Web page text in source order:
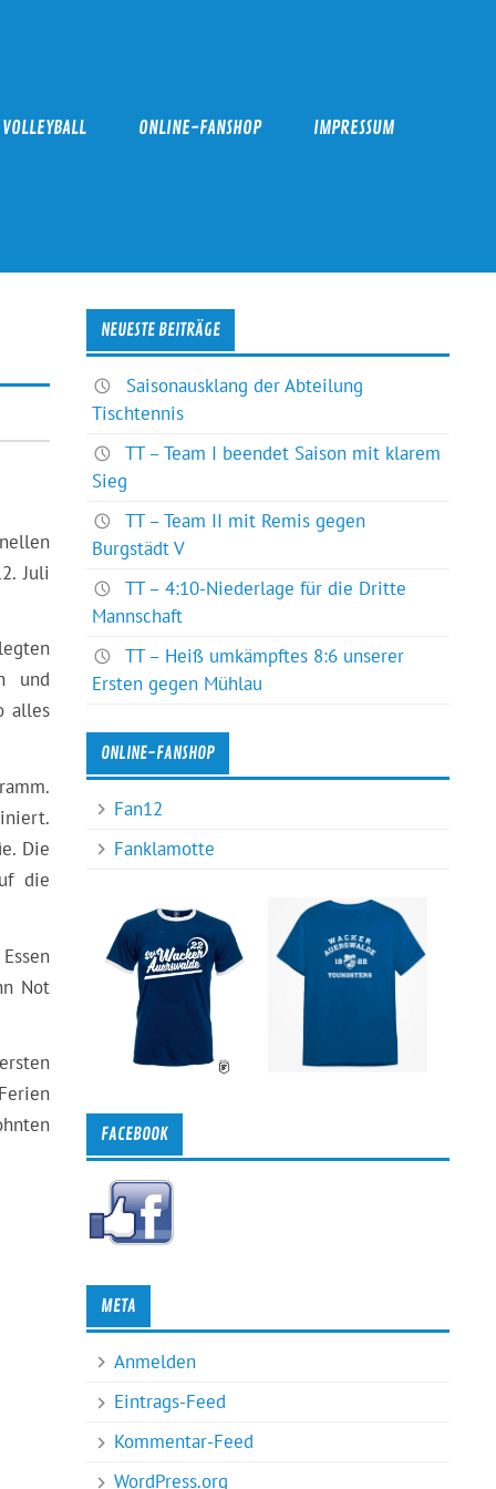
VOLLEYBALL ONLINE-FANSHOP IMPRESSUM
Juli
und
alles
Die
die
Not
NEUESTE BEITRÄGE
Saisonausklang der Abteilung
Tischtennis
TT – Team I beendet Saison mit klarem
Sieg
TT – Team II mit Remis gegen
Burgstädt V
TT – 4:10-Niederlage für die Dritte
Mannschaft
TT – Heiß umkämpftes 8:6 unserer
Ersten gegen Mühlau
ONLINE-FANSHOP
Fan12
Fanklamotte
FACEBOOK
META
Anmelden
Eintrags-Feed
Kommentar-Feed
WordPress.org